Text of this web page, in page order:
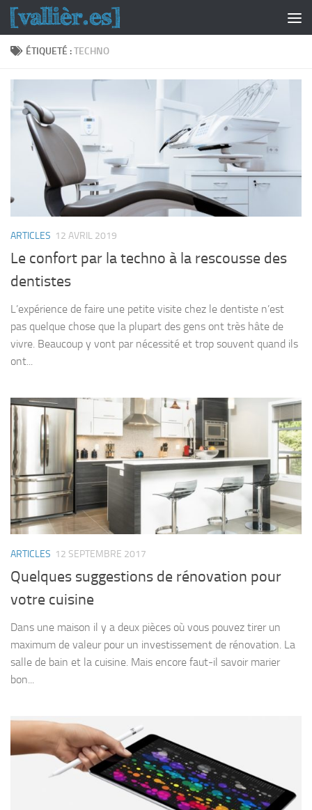
Skip to content
ÉTIQUETÉ :TECHNO
ARTICLES 12 AVRIL 2019
Le confort par la techno à la rescousse des
dentistes
L’expérience de faire une petite visite chez le dentiste n’est
pas quelque chose que la plupart des gens ont très hâte de
vivre. Beaucoup y vont par nécessité et trop souvent quand ils
ont...
ARTICLES 12 SEPTEMBRE 2017
Quelques suggestions de rénovation pour
votre cuisine
Dans une maison il y a deux pièces où vous pouvez tirer un
maximum de valeur pour un investissement de rénovation. La
salle de bain et la cuisine. Mais encore faut-il savoir marier
bon...